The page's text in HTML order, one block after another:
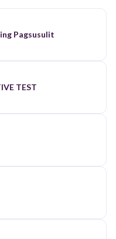
Pagsusulit
TEST